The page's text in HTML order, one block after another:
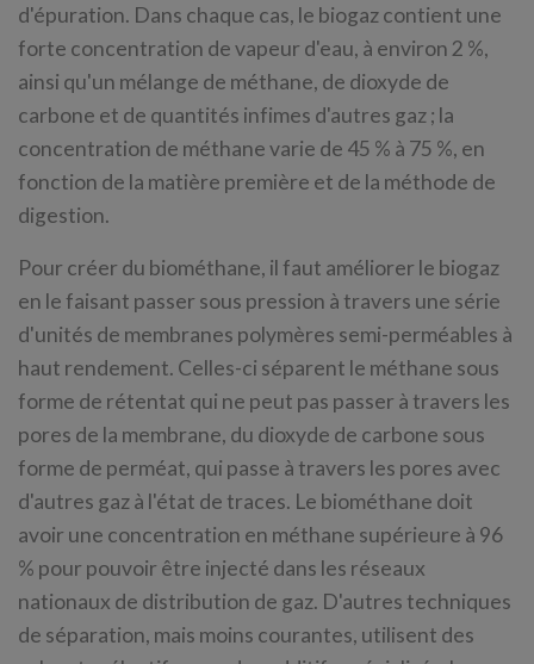
d'épuration. Dans chaque cas, le biogaz contient une
forte concentration de vapeur d'eau, à environ 2 %,
ainsi qu'un mélange de méthane, de dioxyde de
carbone et de quantités infimes d'autres gaz ; la
concentration de méthane varie de 45 % à 75 %, en
fonction de la matière première et de la méthode de
digestion.
Pour créer du biométhane, il faut améliorer le biogaz
en le faisant passer sous pression à travers une série
d'unités de membranes polymères semi-perméables à
haut rendement. Celles-ci séparent le méthane sous
forme de rétentat qui ne peut pas passer à travers les
pores de la membrane, du dioxyde de carbone sous
forme de perméat, qui passe à travers les pores avec
d'autres gaz à l'état de traces. Le biométhane doit
avoir une concentration en méthane supérieure à 96
% pour pouvoir être injecté dans les réseaux
nationaux de distribution de gaz. D'autres techniques
de séparation, mais moins courantes, utilisent des